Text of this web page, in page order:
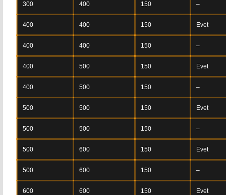
300 400 150 –
400 400 150 Evet
400 400 150 –
400 500 150 Evet
400 500 150 –
500 500 150 Evet
500 500 150 –
500 600 150 Evet
500 600 150 –
600 600 150 Evet